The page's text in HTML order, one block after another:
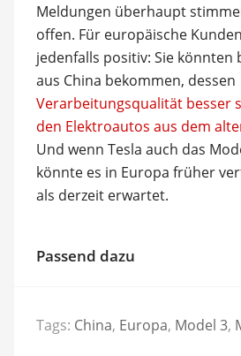
Meldungen überhaupt
offen. Für europäische
jedenfalls positiv: Sie könnten
aus China bekommen, dessen
Verarbeitungsqualität besser
den Elektroautos aus dem
Und wenn Tesla auch das
könnte es in Europa früher
als derzeit erwartet.
Passend dazu
Tags: China, Europa, Model 3,